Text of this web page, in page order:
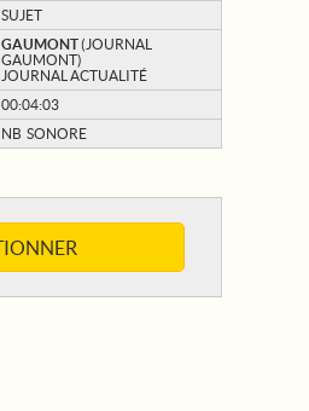
SUJET
GAUMONT(JOURNAL
GAUMONT)
JOURNAL ACTUALITÉ
00:04:03
NB SONORE